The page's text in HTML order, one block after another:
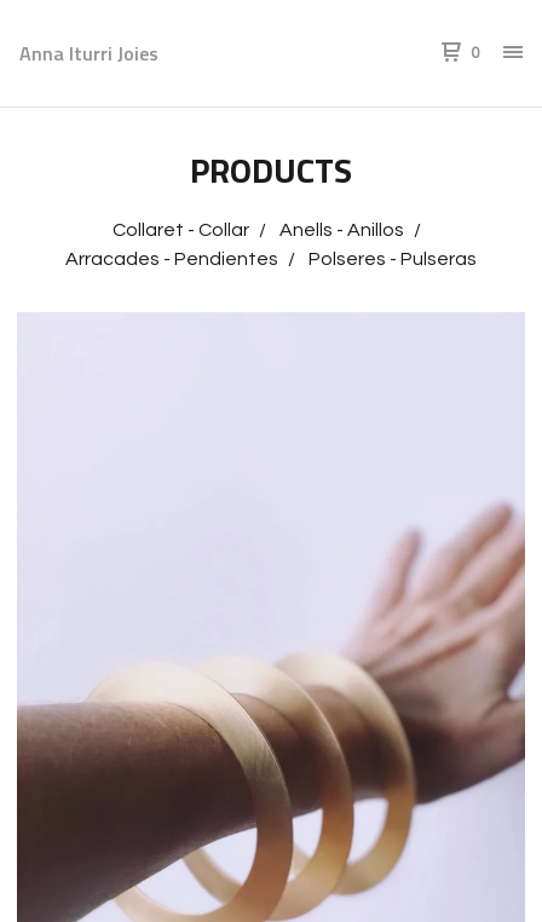
Anna Iturri Joies 0
PRODUCTS
Collaret - Collar
Anells - Anillos
Arracades - Pendientes
Polseres - Pulseras